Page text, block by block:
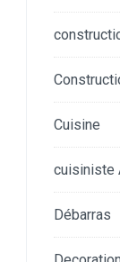
Cuisine
cuisiniste
Débarras